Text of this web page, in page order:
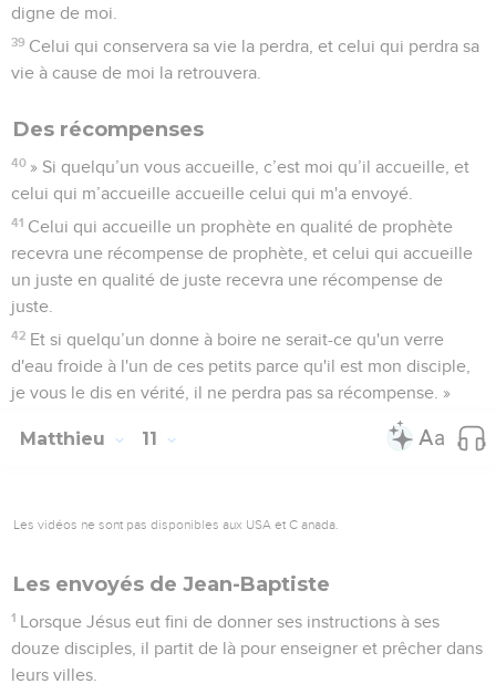
digne de moi.
39 Celui qui conservera sa vie la perdra, et celui qui perdra sa
vie à cause de moi la retrouvera.
Des récompenses
40 » Si quelqu’un vous accueille, c’est moi qu’il accueille, et
celui qui m’accueille accueille celui qui m'a envoyé.
41 Celui qui accueille un prophète en qualité de prophète
recevra une récompense de prophète, et celui qui accueille
un juste en qualité de juste recevra une récompense de
juste.
42 Et si quelqu’un donne à boire ne serait-ce qu'un verre
d'eau froide à l'un de ces petits parce qu'il est mon disciple,
je vous le dis en vérité, il ne perdra pas sa récompense. »
Matthieu 11
Les vidéos ne sont pas disponibles aux USA et C anada.
Les envoyés de Jean-Baptiste
1 Lorsque Jésus eut fini de donner ses instructions à ses
douze disciples, il partit de là pour enseigner et prêcher dans
leurs villes.